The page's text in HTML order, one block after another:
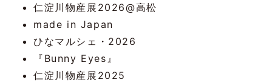
仁淀川物産展2026@高松
made in Japan
ひなマルシェ・2026
『Bunny Eyes』
仁淀川物産展2025